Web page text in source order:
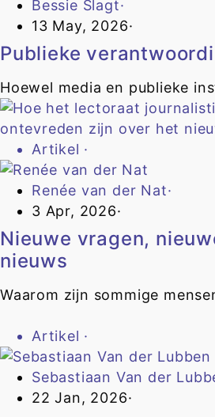
Bessie Slagt·
13 May, 2026·
Publieke
Hoewel media en publieke
Artikel ·
Renée van der Nat·
3 Apr, 2026·
Nieuwe vragen,
nieuws
Waarom zijn sommige
Artikel ·
Sebastiaan Van der
22 Jan, 2026·